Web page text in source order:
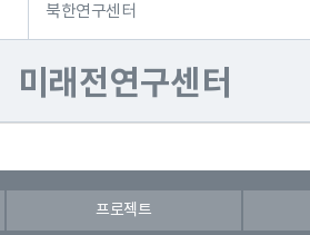
북한연구센터
미래전연구센터
프로젝트